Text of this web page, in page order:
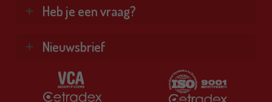
Combinatietoestellen
Bekijk alle producten ❯
Wie zijn wij?
Veel gestelde vragen
Al onze diensten ❯
Heb je een vraag?
Vind je antwoord snel en makkelijk op onze
Naar de klantenservice
Nieuwsbrief
Ontvang de beste aanbiedingen en persoonlijk
advies.